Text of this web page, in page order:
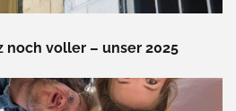
noch voller – unser 2025